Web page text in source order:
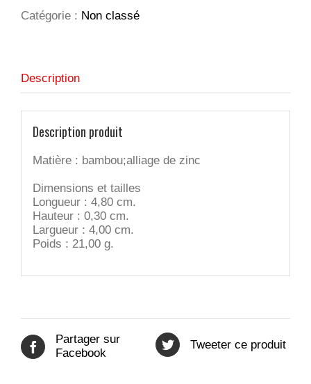
porte-
clés
Catégorie : Non classé
Description
Description produit
Matière : bambou;alliage de zinc
Dimensions et tailles
Longueur : 4,80 cm.
Hauteur : 0,30 cm.
Largueur : 4,00 cm.
Poids : 21,00 g.
Partager sur
Facebook
Tweeter ce produit